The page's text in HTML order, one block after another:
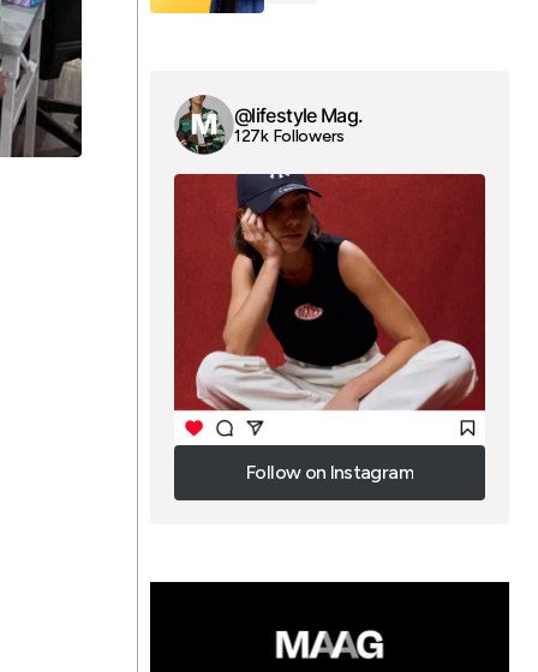
@lifestyle Mag.
127k Followers
Follow on Instagram
Follow on Instagram